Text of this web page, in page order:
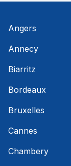
Angers
Annecy
Biarritz
Bordeaux
Bruxelles
Cannes
Chambery